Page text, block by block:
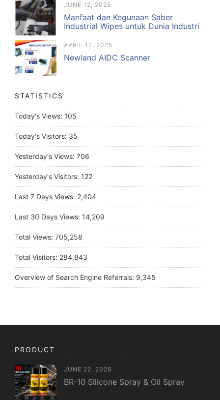
JUNE 12, 2025
Manfaat dan Kegunaan Saber
Industrial Wipes untuk Dunia Industri
APRIL 12, 2025
Newland AIDC Scanner
STATISTICS
Today's Views: 105
Today's Visitors: 35
Yesterday's Views: 706
Yesterday's Visitors: 122
Last 7 Days Views: 2,404
Last 30 Days Views: 14,209
Total Views: 705,258
Total Visitors: 284,843
Overview of Search Engine Referrals: 9,345
PRODUCT
JUNE 22, 2026
BR-10 Silicone Spray & Oil Spray